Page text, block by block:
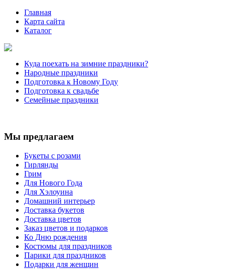
Главная
Карта сайта
Каталог
Куда поехать на зимние праздники?
Народные праздники
Подготовка к Новому Году
Подготовка к свадьбе
Семейные праздники
Мы предлагаем
Букеты с розами
Гирлянды
Грим
Для Нового Года
Для Хэлоуина
Домашний интерьер
Доставка букетов
Доставка цветов
Заказ цветов и подарков
Ко Дню рождения
Костюмы для праздников
Парики для праздников
Подарки для женщин